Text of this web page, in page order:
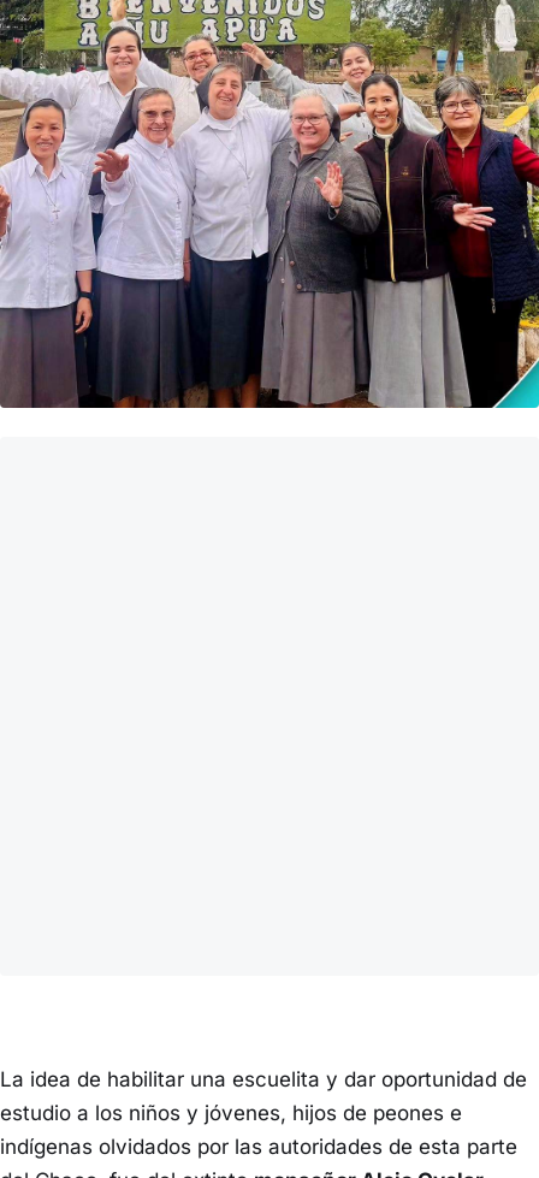
La idea de habilitar una escuelita y dar oportunidad de
estudio a los niños y jóvenes, hijos de peones e
indígenas olvidados por las autoridades de esta parte